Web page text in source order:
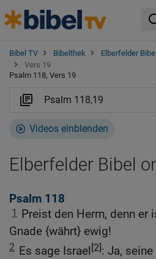
Bibel TV Bibelthek Elberfelder Bibel
Vers 19
Psalm 118, Vers 19
Videos einblenden
Elberfelder Bibel
Psalm 118
1
Preist den Herrn, denn er
Gnade {währt} ewig!
2 Es sage Israel [2]: Ja,